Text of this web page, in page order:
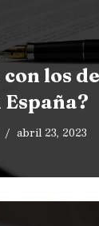
con los
abril 23, 2023